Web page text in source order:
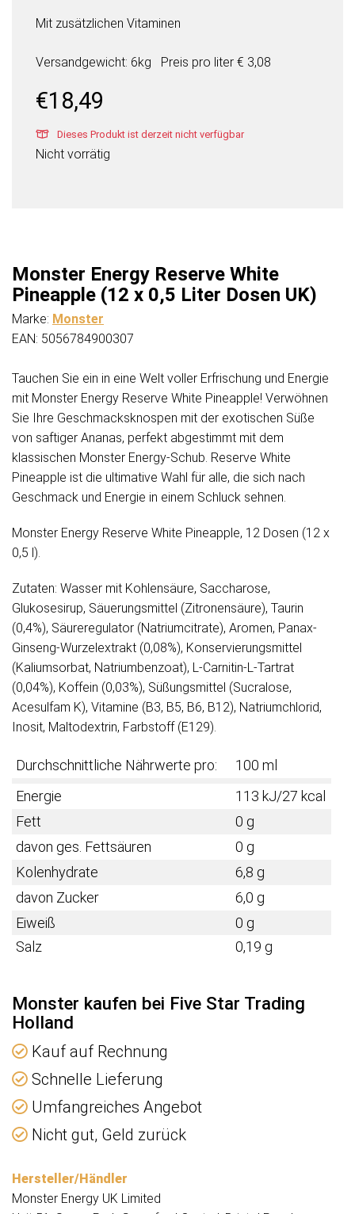
Mit zusätzlichen Vitaminen
Versandgewicht: 6kg Preis pro liter € 3,08
€18,49
Dieses Produkt ist derzeit nicht verfügbar
Nicht vorrätig
Monster Energy Reserve White
Pineapple (12 x 0,5 Liter Dosen UK)
Marke: Monster
EAN: 5056784900307
Tauchen Sie ein in eine Welt voller Erfrischung und Energie
mit Monster Energy Reserve White Pineapple! Verwöhnen
Sie Ihre Geschmacksknospen mit der exotischen Süße
von saftiger Ananas, perfekt abgestimmt mit dem
klassischen Monster Energy-Schub. Reserve White
Pineapple ist die ultimative Wahl für alle, die sich nach
Geschmack und Energie in einem Schluck sehnen.
Monster Energy Reserve White Pineapple, 12 Dosen (12 x
0,5 l).
Zutaten: Wasser mit Kohlensäure, Saccharose,
Glukosesirup, Säuerungsmittel (Zitronensäure), Taurin
(0,4%), Säureregulator (Natriumcitrate), Aromen, Panax-
Ginseng-Wurzelextrakt (0,08%), Konservierungsmittel
(Kaliumsorbat, Natriumbenzoat), L-Carnitin-L-Tartrat
(0,04%), Koffein (0,03%), Süßungsmittel (Sucralose,
Acesulfam K), Vitamine (B3, B5, B6, B12), Natriumchlorid,
Inosit, Maltodextrin, Farbstoff (E129).
Durchschnittliche Nährwerte pro:
100 ml
Energie
113 kJ/27 kcal
Fett
0 g
davon ges. Fettsäuren
0 g
Kolenhydrate
6,8 g
davon Zucker
6,0 g
Eiweiß
0 g
Salz
0,19 g
Monster kaufen bei Five Star Trading
Holland
Kauf auf Rechnung
Schnelle Lieferung
Umfangreiches Angebot
Nicht gut, Geld zurück
Hersteller/Händler
Monster Energy UK Limited